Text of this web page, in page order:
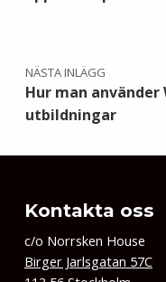
NÄSTA INLÄGG
Hur man
utbildningar
Kontakta oss
c/o Norrsken House
Birger Jarlsgatan 57C